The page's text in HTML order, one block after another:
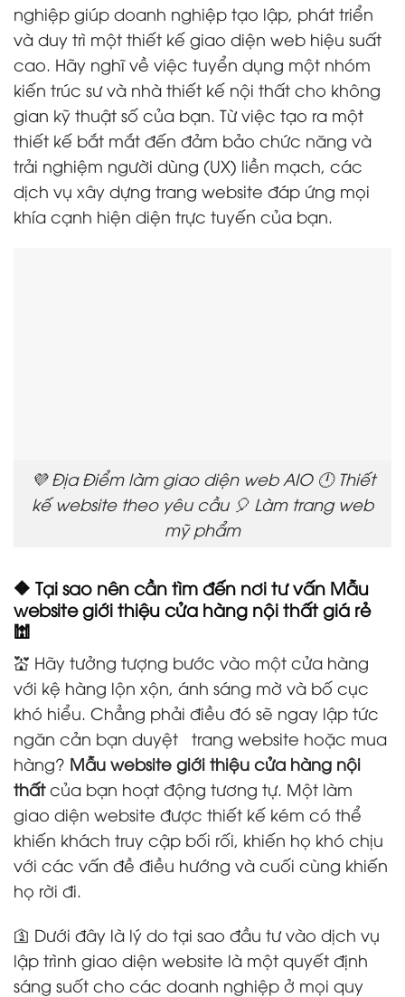
nghiệp giúp doanh nghiệp tạo lập, phát triển
và duy trì một thiết kế giao diện web hiệu suất
cao. Hãy nghĩ về việc tuyển dụng một nhóm
kiến trúc sư và nhà thiết kế nội thất cho không
gian kỹ thuật số của bạn. Từ việc tạo ra một
thiết kế bắt mắt đến đảm bảo chức năng và
trải nghiệm người dùng (UX) liền mạch, các
dịch vụ xây dựng trang website đáp ứng mọi
khía cạnh hiện diện trực tuyến của bạn.
💜 Địa Điểm làm giao diện web AIO 🕛 Thiết
kế website theo yêu cầu 🎈 Làm trang web
mỹ phẩm
🔶 Tại sao nên cần tìm đến nơi tư vấn Mẫu
website giới thiệu cửa hàng nội thất giá rẻ
🕍
💒 Hãy tưởng tượng bước vào một cửa hàng
với kệ hàng lộn xộn, ánh sáng mờ và bố cục
khó hiểu. Chẳng phải điều đó sẽ ngay lập tức
ngăn cản bạn duyệt trang website hoặc mua
hàng? Mẫu website giới thiệu cửa hàng nội
thấtcủa bạn hoạt động tương tự. Một làm
giao diện website được thiết kế kém có thể
khiến khách truy cập bối rối, khiến họ khó chịu
với các vấn đề điều hướng và cuối cùng khiến
họ rời đi.
🛐 Dưới đây là lý do tại sao đầu tư vào dịch vụ
lập trình giao diện website là một quyết định
sáng suốt cho các doanh nghiệp ở mọi quy